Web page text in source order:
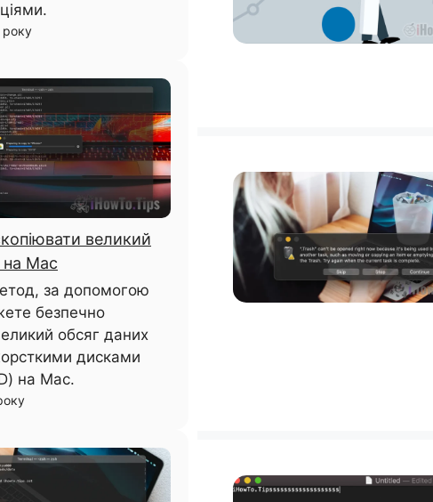
року
великий
Mac
за допомогою
безпечно
обсяг даних
дисками
на Mac.